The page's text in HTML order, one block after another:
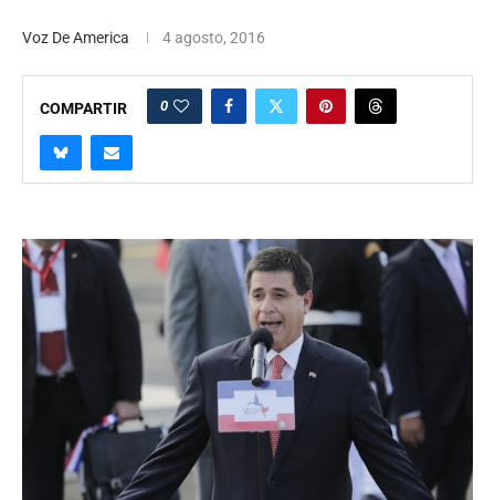
Voz De America 4 agosto, 2016
COMPARTIR 0